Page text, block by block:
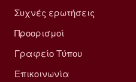
Συχνές ερωτήσεις
Προορισμοί
Γραφείο Τύπου
Επικοινωνία